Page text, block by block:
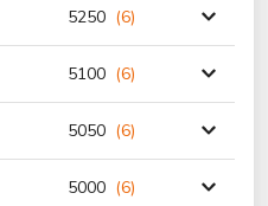
5250 (6)
5100 (6)
5050 (6)
5000 (6)